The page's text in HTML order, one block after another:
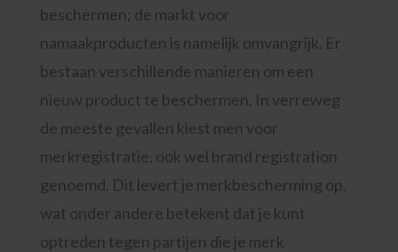
beschermen; de markt voor
namaakproducten is namelijk omvangrijk. Er
bestaan verschillende manieren om een
nieuw product te beschermen. In verreweg
de meeste gevallen kiest men voor
merkregistratie, ook wel brand registration
genoemd. Dit levert je merkbescherming op,
wat onder andere betekent dat je kunt
optreden tegen partijen die je merk